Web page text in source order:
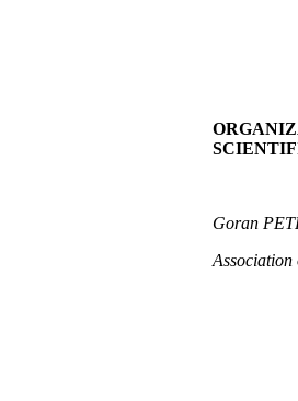
Goran
Association